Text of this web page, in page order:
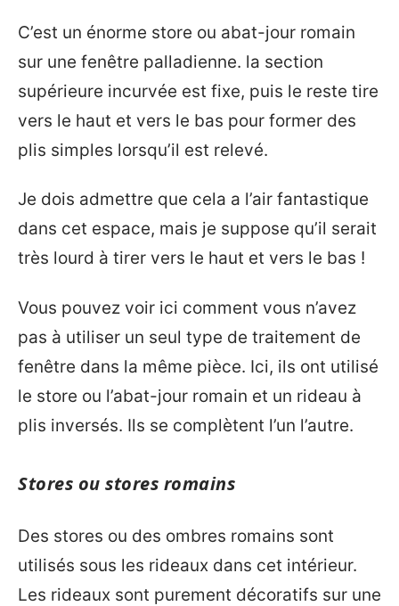
C’est un énorme store ou abat-jour romain
sur une fenêtre palladienne. la section
supérieure incurvée est fixe, puis le reste tire
vers le haut et vers le bas pour former des
plis simples lorsqu’il est relevé.
Je dois admettre que cela a l’air fantastique
dans cet espace, mais je suppose qu’il serait
très lourd à tirer vers le haut et vers le bas !
Vous pouvez voir ici comment vous n’avez
pas à utiliser un seul type de traitement de
fenêtre dans la même pièce. Ici, ils ont utilisé
le store ou l’abat-jour romain et un rideau à
plis inversés. Ils se complètent l’un l’autre.
Stores ou stores romains
Des stores ou des ombres romains sont
utilisés sous les rideaux dans cet intérieur.
Les rideaux sont purement décoratifs sur une